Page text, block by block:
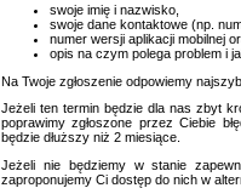
swoje imię i nazwisko,
swoje dane kontaktowe (np.
numer wersji aplikacji mobilnej
opis na czym polega problem i
Na Twoje zgłoszenie odpowiemy
Jeżeli ten termin będzie dla nas zbyt
poprawimy zgłoszone przez Ciebie
będzie dłuższy niż 2 miesiące.
Jeżeli nie będziemy w stanie
zaproponujemy Ci dostęp do nich w